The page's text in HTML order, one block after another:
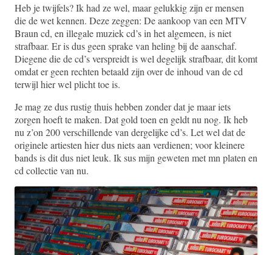
Heb je twijfels? Ik had ze wel, maar gelukkig zijn er mensen
die de wet kennen. Deze zeggen: De aankoop van een MTV
Braun cd, en illegale muziek cd’s in het algemeen, is niet
strafbaar. Er is dus geen sprake van heling bij de aanschaf.
Diegene die de cd’s verspreidt is wel degelijk strafbaar, dit komt
omdat er geen rechten betaald zijn over de inhoud van de cd
terwijl hier wel plicht toe is.
Je mag ze dus rustig thuis hebben zonder dat je maar iets
zorgen hoeft te maken. Dat gold toen en geldt nu nog. Ik heb
nu z’on 200 verschillende van dergelijke cd’s. Let wel dat de
originele artiesten hier dus niets aan verdienen; voor kleinere
bands is dit dus niet leuk. Ik sus mijn geweten met mn platen en
cd collectie van nu.